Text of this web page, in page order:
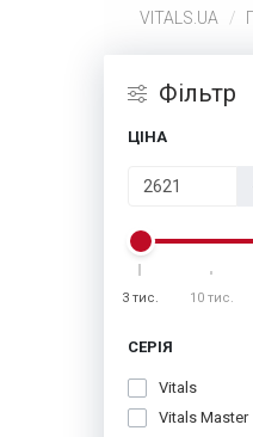
VITALS.UA
Фiльтр
ЦІНА
3 тис. 10 тис.
СЕРІЯ
Vitals
Vitals Master